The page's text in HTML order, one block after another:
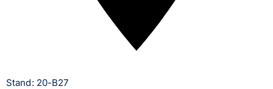
Stand: 20-B27